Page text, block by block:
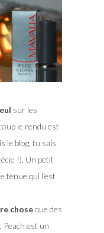
sur les
le rendu est
le blog, tu sais
!). Un petit
tenue qui l’est
choseque des
Peach est un